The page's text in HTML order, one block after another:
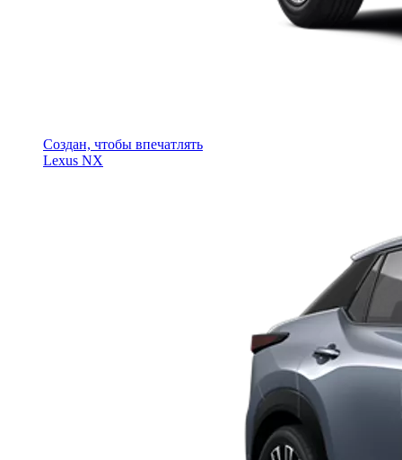
Создан, чтобы впечатлять
Lexus NX